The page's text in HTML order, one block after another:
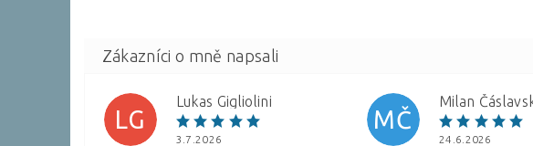
LG
Lukas Gigliolini
3.7.2026
MČ
Milan
24.6.2026